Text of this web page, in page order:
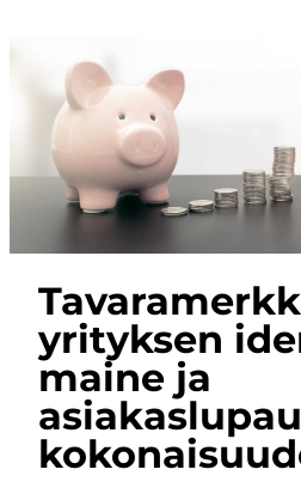
yrityksen
maine ja